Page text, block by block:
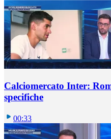
Calciomercato Inter:
specifiche
00:33